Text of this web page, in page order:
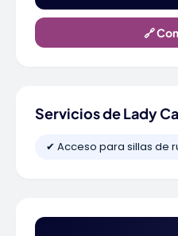
🔗
Servicios de Lady
✔ Acceso para sillas de